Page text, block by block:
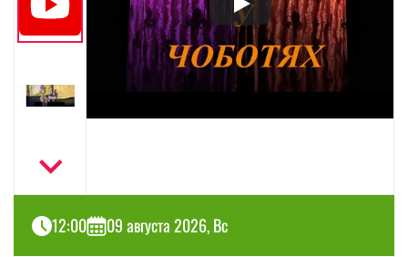
12:00 09 августа 2026, Вс